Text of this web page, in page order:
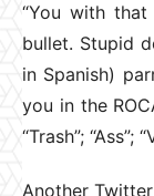
“You with
bullet. Stupid
in Spanish)
you in the
“Trash”; “Ass”;
Another